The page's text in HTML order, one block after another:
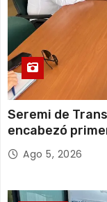
Seremi de
encabezó
retiro de cables
Ago 5, 2026